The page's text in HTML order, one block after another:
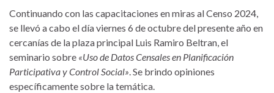
Continuando con las capacitaciones en miras al Censo 2024,
se llevó a cabo el día viernes 6 de octubre del presente año en
cercanías de la plaza principal Luis Ramiro Beltran, el
seminario sobre «Uso de Datos Censales en Planificación
Participativa y Control Social». Se brindo opiniones
específicamente sobre la temática.